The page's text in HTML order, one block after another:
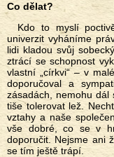
Co dělat?
Kdo to myslí poctivě, musí odejít. Z českých a slovenských
univerzit vyháníme
lidi kladou svůj
ztrácí se schopnost
vlastní „církvi“ – v
doporučoval a
zásadách, nemohu dál
tiše tolerovat lež.
vztahy a naše
vše dobré, co se v
doporučit. Nejsme ani
se tím ještě trápí.